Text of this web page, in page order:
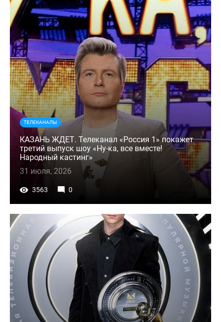
ТЕЛЕКАНАЛЫ
КАЗАНЬ ЖДЕТ. Телеканал «Россия 1» покажет
третий выпуск шоу «Ну-ка, все вместе!
Народный кастинг»
31 июля, 2026
3563 0